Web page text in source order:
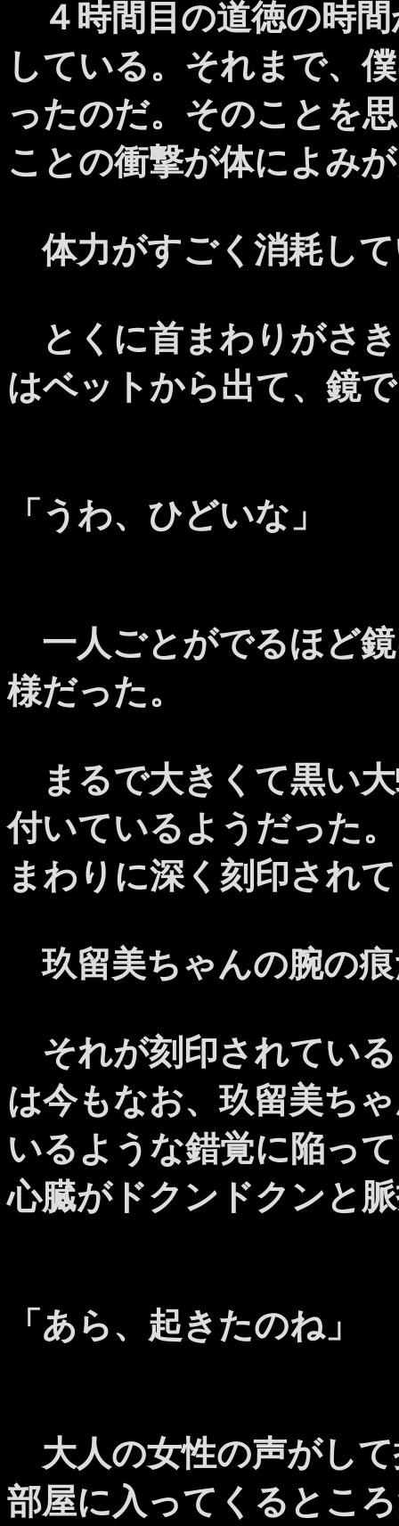
４時間目の道徳の時
している。それまで、
ったのだ。そのことを
ことの衝撃が体によみ
体力がすごく消耗し
とくに首まわりがさ
はベットから出て、鏡
「うわ、ひどいな」
一人ごとがでるほど
様だった。
まるで大きくて黒い
付いているようだった
まわりに深く刻印され
玖留美ちゃんの腕の
それが刻印されてい
は今もなお、玖留美ち
いるような錯覚に陥っ
心臓がドクンドクンと
「あら、起きたのね」
大人の女性の声がし
部屋に入ってくるとこ